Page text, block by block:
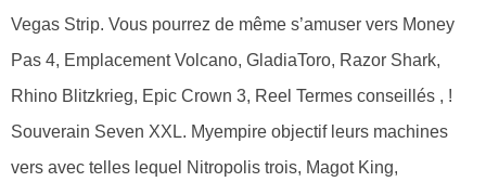
Vegas Strip. Vous pourrez de même s’amuser vers Money
Pas 4, Emplacement Volcano, GladiaToro, Razor Shark,
Rhino Blitzkrieg, Epic Crown 3, Reel Termes conseillés , !
Souverain Seven XXL. Myempire objectif leurs machines
vers avec telles lequel Nitropolis trois, Magot King,